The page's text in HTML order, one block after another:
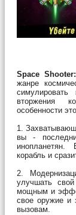
Space
жанре
вторжения
особенности
1.
вы -
корабль и
2.
улучшать
мощным и
свое оружие и
вызовам.